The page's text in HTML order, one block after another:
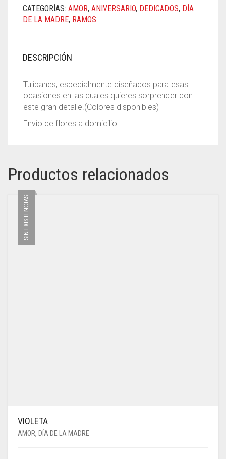
CATEGORÍAS: AMOR, ANIVERSARIO, DEDICADOS, DÍA
DE LA MADRE, RAMOS
DESCRIPCIÓN
Tulipanes, especialmente diseñados para esas
ocasiones en las cuales quieres sorprender con
este gran detalle.(Colores disponibles)
Envio de flores a domicilio
Productos relacionados
SIN EXISTENCIAS
VIOLETA
AMOR, DÍA DE LA MADRE